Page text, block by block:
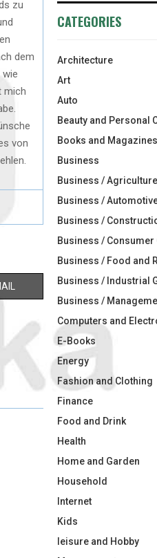
zu
dem
mich
von
CATEGORIES
Architecture
Art
Auto
Beauty and Personal
Books and Magazines
Business
Business /
Business /
Business /
Business /
Business / Food and
Business / Industrial
Business /
Computers and
E-Books
Energy
Fashion and Clothing
Finance
Food and Drink
Health
Home and Garden
Household
Internet
Kids
leisure and Hobby